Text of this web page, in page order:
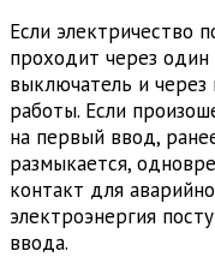
Если электричество
проходит через
выключатель и
работы. Если
на первый ввод,
размыкается,
контакт для
электроэнергия
ввода.